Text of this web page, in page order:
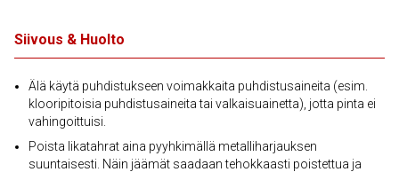
Siivous & Huolto
Älä käytä puhdistukseen voimakkaita puhdistusaineita (esim.
klooripitoisia puhdistusaineita tai valkaisuainetta), jotta pinta ei
vahingoittuisi.
Poista likatahrat aina pyyhkimällä metalliharjauksen
suuntaisesti. Näin jäämät saadaan tehokkaasti poistettua ja